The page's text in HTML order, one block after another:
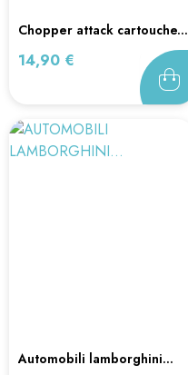
chopper attack cartouche...
Prix
14,90 €
automobili lamborghini...